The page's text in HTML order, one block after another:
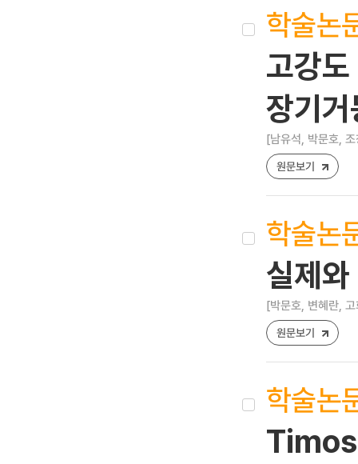
학술논
고강
장기
[남유석, 박문호,
원문보기
학술논
실제
[박문호, 변혜란,
원문보기
학술논